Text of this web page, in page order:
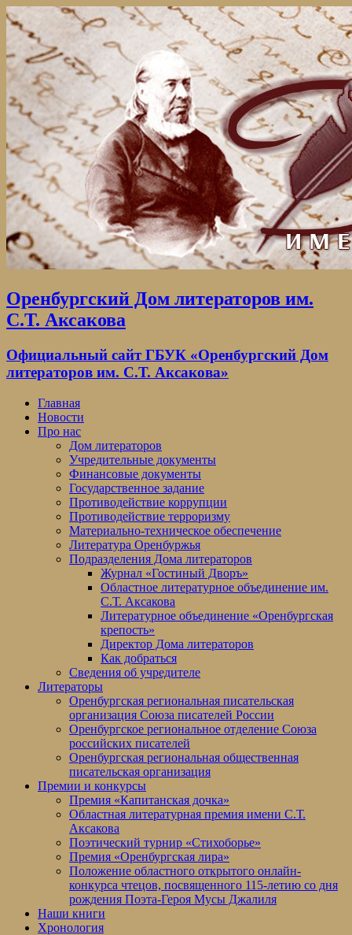
Оренбургский Дом литераторов им.
С.Т. Аксакова
Официальный сайт ГБУК «Оренбургский Дом
литераторов им. С.Т. Аксакова»
Главная
Новости
Про нас
Дом литераторов
Учредительные документы
Финансовые документы
Государственное задание
Противодействие коррупции
Противодействие терроризму
Материально-техническое обеспечение
Литература Оренбуржья
Подразделения Дома литераторов
Журнал «Гостиный Дворъ»
Областное литературное объединение им.
С.Т. Аксакова
Литературное объединение «Оренбургская
крепость»
Директор Дома литераторов
Как добраться
Сведения об учредителе
Литераторы
Оренбургская региональная писательская
организация Союза писателей России
Оренбургское региональное отделение Союза
российских писателей
Оренбургская региональная общественная
писательская организация
Премии и конкурсы
Премия «Капитанская дочка»
Областная литературная премия имени С.Т.
Аксакова
Поэтический турнир «Стихоборье»
Премия «Оренбургская лира»
Положение областного открытого онлайн-
конкурса чтецов, посвященного 115-летию со дня
рождения Поэта-Героя Мусы Джалиля
Наши книги
Хронология